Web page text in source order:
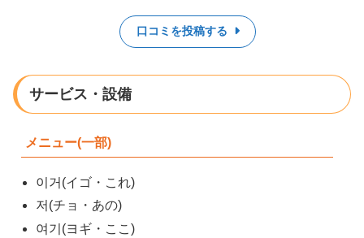
口コミを投稿する
サービス・設備
メニュー(一部)
이거(イゴ・これ)
저(チョ・あの)
여기(ヨギ・ここ)